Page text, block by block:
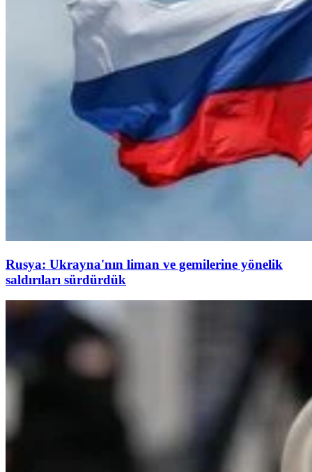
Rusya: Ukrayna'nın liman ve gemilerine yönelik
saldırıları sürdürdük